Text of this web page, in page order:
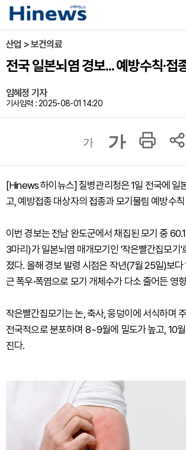
산업 > 보건의료
전국 일본뇌염 경보... 예방수칙·접
임혜정 기자
기사입력 : 2025-08-01 14:20
가 가
[Hinews 하이뉴스] 질병관리청은 1일 전국에 일
고, 예방접종 대상자의 접종과 모기물림 예방수
이번 경보는 전남 완도군에서 채집된 모기 중
3마리)가 일본뇌염 매개모기인 '작은빨간집모기'
졌다. 올해 경보 발령 시점은 작년(7월 25일)보다
근 폭우·폭염으로 모기 개체수가 다소 줄어든 영
작은빨간집모기는 논, 축사, 웅덩이에 서식하며
전국적으로 분포하며 8~9월에 밀도가 높고, 10
진다.